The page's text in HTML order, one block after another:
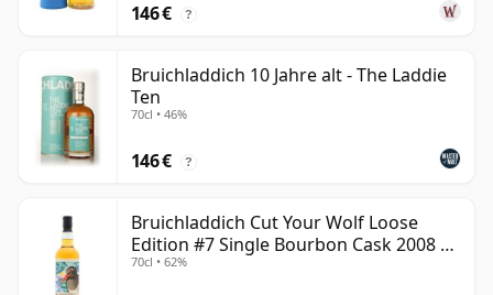
146 € ?
Bruichladdich 10 Jahre alt - The Laddie
Ten
70cl • 46%
146 € ?
Bruichladdich Cut Your Wolf Loose
Edition #7 Single Bourbon Cask 2008 14
Jahre alt
70cl • 62%